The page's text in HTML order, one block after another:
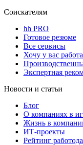
Соискателям
hh PRO
Готовое резюме
Все сервисы
Хочу у вас
Экспертная
Новости и статьи
Блог
О компаниях в
Жизнь в
ИТ-проекты
Рейтинг